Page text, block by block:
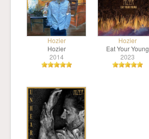
Hozier
Hozier
2014
Hozier
Eat Your Young
2023